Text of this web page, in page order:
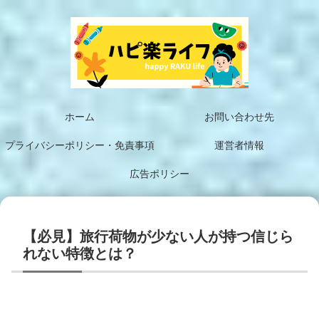
ホーム お問い合わせ先
プライバシーポリシー・免責事項 運営者情報
広告ポリシー
【必見】旅行荷物が少ない人が持つ信じら
れない特徴とは？